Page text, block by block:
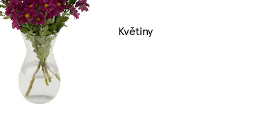
Květiny